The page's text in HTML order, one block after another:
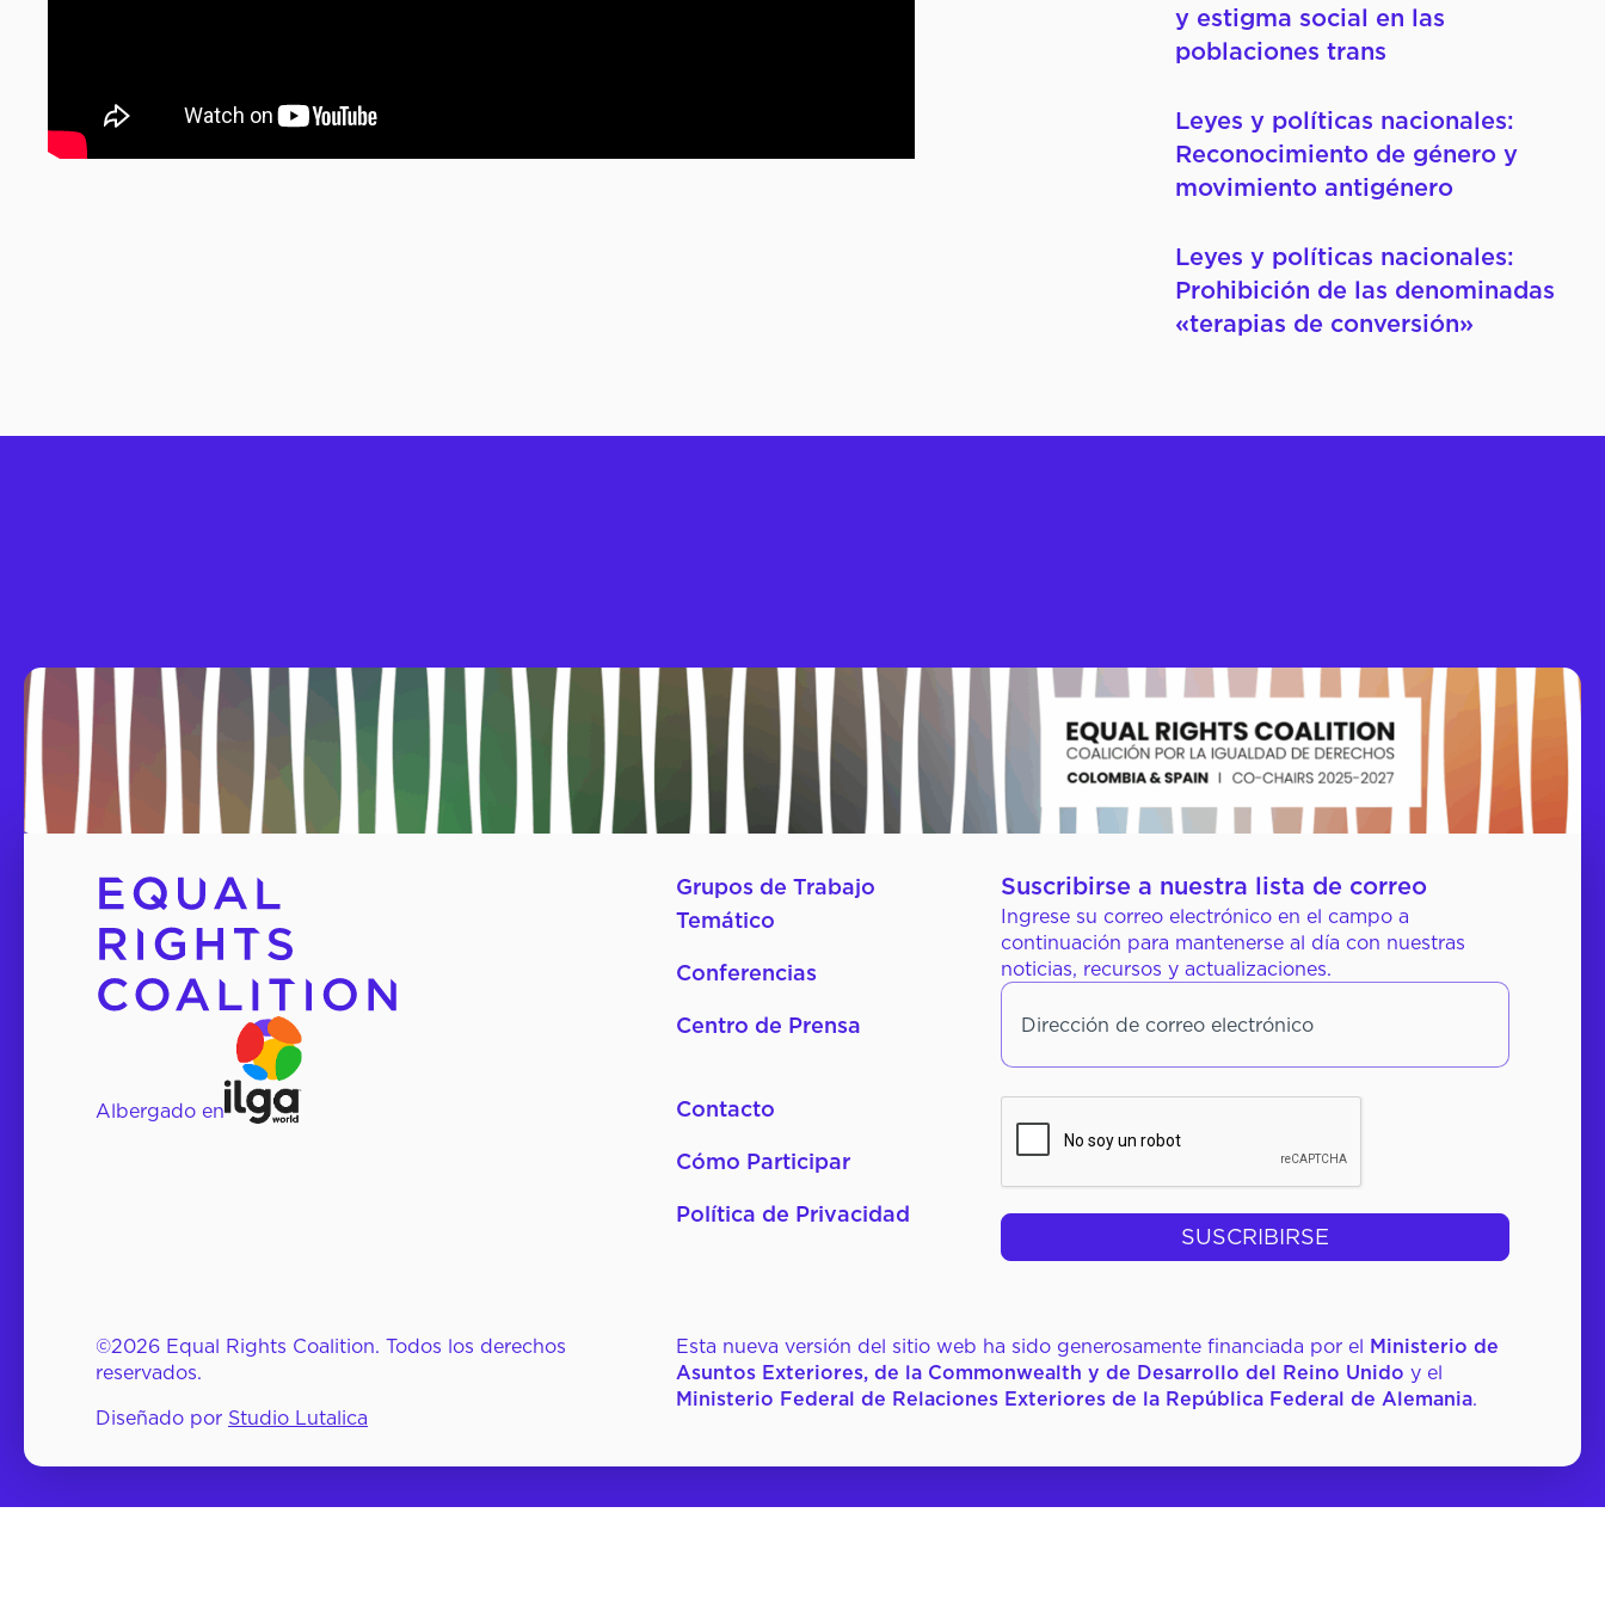
Cómo Participar
Cursos Virtuales
y estigma social en las
poblaciones trans
Leyes y políticas nacionales:
Reconocimiento de género y
movimiento antigénero
Leyes y políticas nacionales:
Prohibición de las denominadas
«terapias de conversión»
Albergado en
Grupos de Trabajo
Temático
Conferencias
Centro de Prensa
Contacto
Cómo Participar
Política de Privacidad
Suscribirse a nuestra lista de correo
Ingrese su correo electrónico en el campo a
continuación para mantenerse al día con nuestras
noticias, recursos y actualizaciones.
Dirección de correo electrónico
©2026 Equal Rights Coalition. Todos los derechos
reservados.
Diseñado por Studio Lutalica
Esta nueva versión del sitio web ha sido generosamente financiada por el Ministerio de
Asuntos Exteriores, de la Commonwealth y de Desarrollo del Reino Unido y el
Ministerio Federal de Relaciones Exteriores de la República Federal de Alemania.